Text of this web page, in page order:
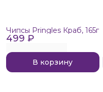
499 ₽
Чипсы Pringles Краб, 165г
В корзину